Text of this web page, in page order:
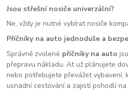
Jsou střešní nosiče univerzální?
Ne, vždy je nutné vybírat nosiče
Příčníky na auto jednoduše a
Správně zvolené příčníky na auto
přepravu nákladu. Ať už plánujete
nebo potřebujete převážet vybavení,
usnadní cestování a zajistí pohodlí